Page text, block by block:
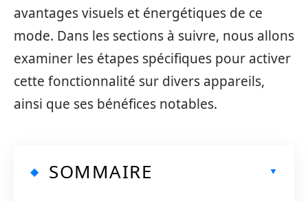
avantages visuels et énergétiques de ce
mode. Dans les sections à suivre, nous allons
examiner les étapes spécifiques pour activer
cette fonctionnalité sur divers appareils,
ainsi que ses bénéfices notables.
SOMMAIRE